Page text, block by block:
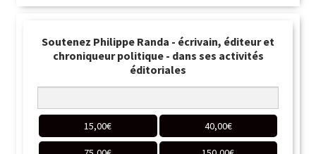
Soutenez Philippe Randa - écrivain, éditeur et
chroniqueur politique - dans ses activités
éditoriales
15,00€ 40,00€